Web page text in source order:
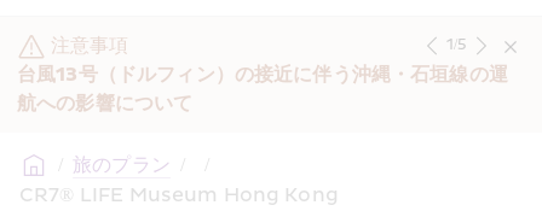
注意事項
台風13号（ドルフィン）の接近に伴う沖縄・石垣線の運
航への影響について
1/5
/ 旅のプラン /
/
CR7® LIFE Museum Hong Kong